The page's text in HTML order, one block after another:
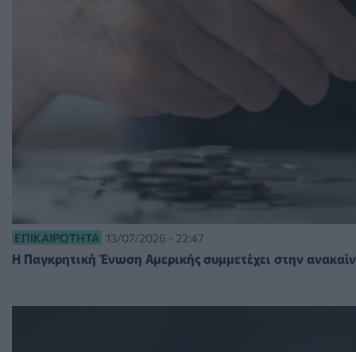
ΕΠΙΚΑΙΡΌΤΗΤΑ 13/07/2026 - 22:47
Η Παγκρητική Ένωση Αμερικής συμμετέχει στην